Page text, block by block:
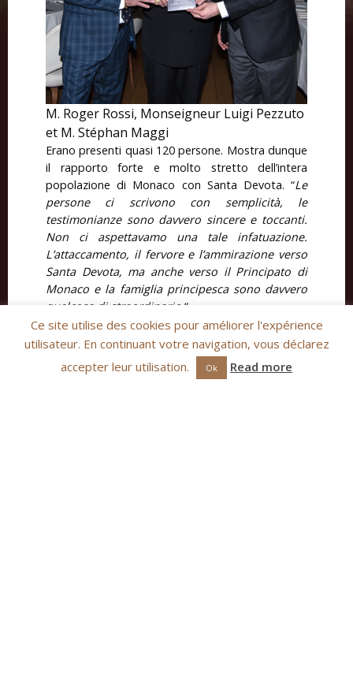
M. Roger Rossi, Monseigneur Luigi Pezzuto
et M. Stéphan Maggi
Erano presenti quasi 120 persone. Mostra dunque
il rapporto forte e molto stretto dell’intera
popolazione di Monaco con Santa Devota. “Le
persone ci scrivono con semplicità, le
testimonianze sono davvero sincere e toccanti.
Non ci aspettavamo una tale infatuazione.
L’attaccamento, il fervore e l’ammirazione verso
Santa Devota, ma anche verso il Principato di
Monaco e la famiglia principesca sono davvero
qualcosa di straordinario. “
In questa occasione, Roger Rossi e Stéphan
Maggi, all’iniziativa del DVD e del sito su Santa
Devota, hanno offerto a Monsignore Luigi
Ce site utilise des cookies pour améliorer l'expérience
utilisateur. En continuant votre navigation, vous déclarez
accepter leur utilisation.
Ok Read more